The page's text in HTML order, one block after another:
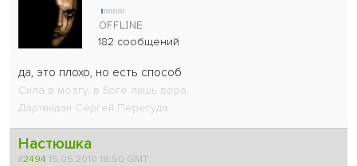
182 сообщений
да, это плохо, но есть способ
Сила в мозгу, в Боге лишь вера.
Дартвидан Сергей Перегуда
Настюшка
#2494 15.05.2010 18:50 GMT